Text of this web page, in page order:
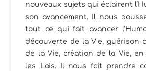
nouveaux sujets qui éclairent
son avancement. Il nous
tout ce qui fait avancer
découverte de la Vie, guérison
de la Vie, création de la Vie, en
les Lois. Il nous fait prendre